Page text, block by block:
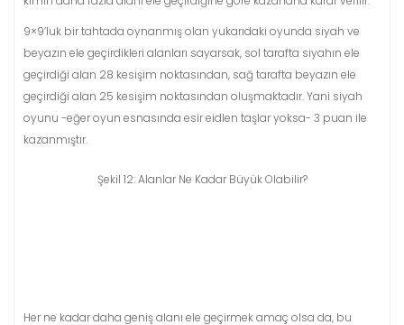
9×9’luk bir tahtada oynanmış olan yukarıdaki oyunda siyah ve
beyazın ele geçirdikleri alanları sayarsak, sol tarafta siyahın ele
geçirdiği alan 28 kesişim noktasından, sağ tarafta beyazın ele
geçirdiği alan 25 kesişim noktasından oluşmaktadır. Yani siyah
oyunu -eğer oyun esnasında esir eidlen taşlar yoksa- 3 puan ile
kazanmıştır.
Şekil 12: Alanlar Ne Kadar Büyük Olabilir?
Her ne kadar daha geniş alanı ele geçirmek amaç olsa da, bu